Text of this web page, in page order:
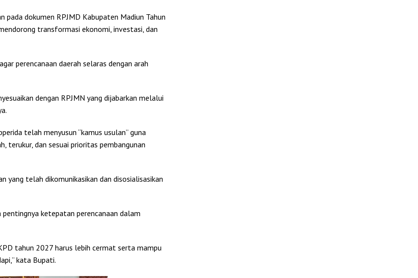
dokumen RPJMD Kabupaten Madiun Tahun
transformasi ekonomi, investasi, dan
perencanaan daerah selaras dengan arah
dengan RPJMN yang dijabarkan melalui
telah menyusun “kamus usulan” guna
terukur, dan sesuai prioritas pembangunan
yang telah dikomunikasikan dan disosialisasikan
ketepatan perencanaan dalam
tahun 2027 harus lebih cermat serta mampu
kata Bupati.